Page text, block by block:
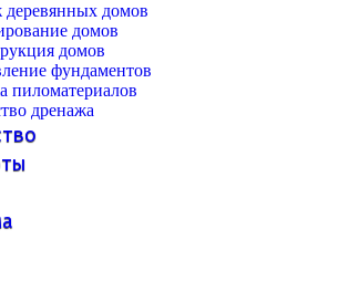
домов
домов
домов
фундаментов
пиломатериалов
дренажа